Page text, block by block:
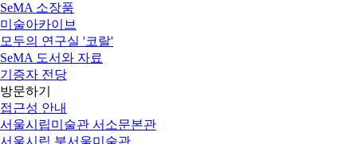
SeMA 소장품
미술아카이브
모두의 연구실 '코랄'
SeMA 도서와 자료
기증자 전당
방문하기
접근성 안내
서울시립미술관 서소문본관
서울시립 북서울미술관